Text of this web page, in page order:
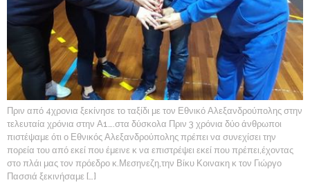
Πριν από 4χρονια ξεκίνησε το ταξίδι με τον Εθνικό Αλεξανδρούπολης στην
τελευταία χρόνια στην Α1….στα δύσκολα Πριν 3 χρόνια δύο άνθρωποι
πιστέψαμε ότι ο Εθνικός Αλεξανδρούπολης πρέπει να συνεχίσει την
πορεία του από εκεί που έμεινε κ να επιστρέψει εκεί που πρέπει,έχοντας
στο πλάι μας τον πρόεδρο κ.Μεσηνεζη,την Βίκυ Κοινακη κ τον Γιώργο
Πασσιά ξεκινήσαμε […]